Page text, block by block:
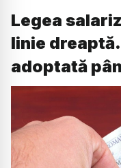
Legea
linie
adoptată